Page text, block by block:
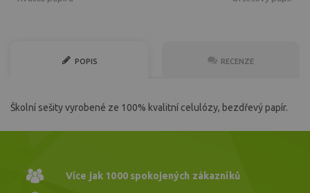
POPIS RECENZE
Školní sešity vyrobené ze 100% kvalitní celulózy, bezdřevý papír.
Více jak 1000spokojených zákazníků